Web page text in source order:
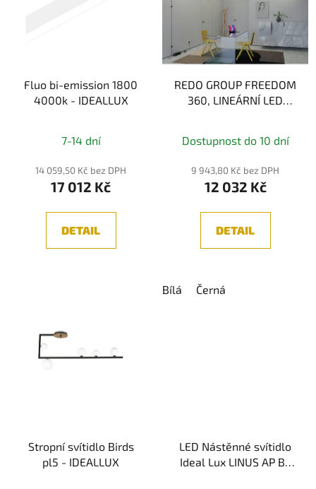
Fluo bi-emission 1800
4000k - IDEALLUX
7-14 dní
14 059,50 Kč bez DPH
17 012 Kč
DETAIL
REDO GROUP FREEDOM
360, LINEÁRNÍ LED
Dostupnost do 10 dní
9 943,80 Kč bez DPH
12 032 Kč
DETAIL
Bílá Černá
Stropní svítidlo Birds
pl5 - IDEALLUX
LED Nástěnné svítidlo
Ideal Lux LINUS AP BK